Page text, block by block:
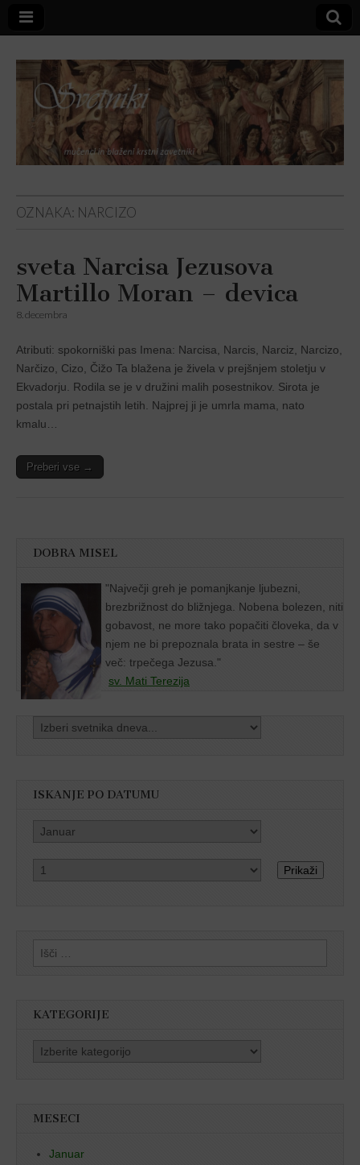
Svetniki,
mučenci in
blaženi
OZNAKA: NARCIZO
sveta Narcisa Jezusova
Martillo Moran – devica
8. decembra
Atributi: spokorniški pas Imena: Narcisa, Narcis, Narciz, Narcizo,
Narčizo, Cizo, Čižo Ta blažena je živela v prejšnjem stoletju v
Ekvadorju. Rodila se je v družini malih posestnikov. Sirota je
postala pri petnajstih letih. Najprej ji je umrla mama, nato
kmalu…
Preberi vse →
DOBRA MISEL
"Največji greh je pomanjkanje ljubezni,
brezbrižnost do bližnjega. Nobena bolezen, niti
gobavost, ne more tako popačiti človeka, da v
njem ne bi prepoznala brata in sestre – še
več: trpečega Jezusa."
sv. Mati Terezija
ISKANJE PO DATUMU
Prikaži
Išči:
KATEGORIJE
Kategorije
MESECI
Januar